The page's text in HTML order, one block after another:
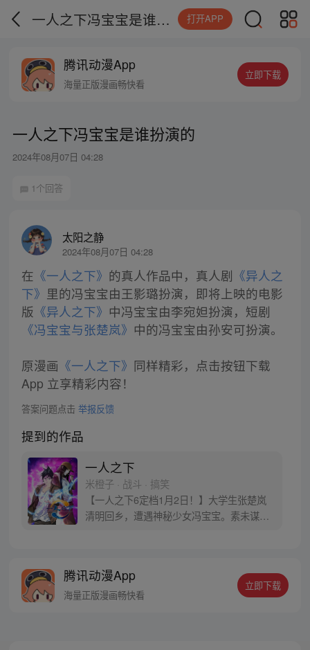
一人之下冯宝宝是谁扮演的 打开APP
腾讯动漫App
海量正版漫画畅快看
立即下载
一人之下冯宝宝是谁扮演的
2024年08月07日 04:28
1个回答
太阳之静
2024年08月07日 04:28
在 《一人之下》 的真人作品中，真人剧 《异人之
下》 里的冯宝宝由王影璐扮演，即将上映的电影
版 《异人之下》 中冯宝宝由李宛妲扮演，短剧
《冯宝宝与张楚岚》 中的冯宝宝由孙安可扮演。
原漫画 《一人之下》 同样精彩，点击按钮下载
App 立享精彩内容！
答案问题点击 举报反馈
提到的作品
一人之下
米橙子 · 战斗 · 搞笑
【一人之下6定档1月2日！】大学生张楚岚
清明回乡，遭遇神秘少女冯宝宝。素未谋面
密，张楚岚的生活被彻底颠覆，与冯宝宝一
同踏上“异人”之旅。
腾讯动漫App
海量正版漫画畅快看
立即下载